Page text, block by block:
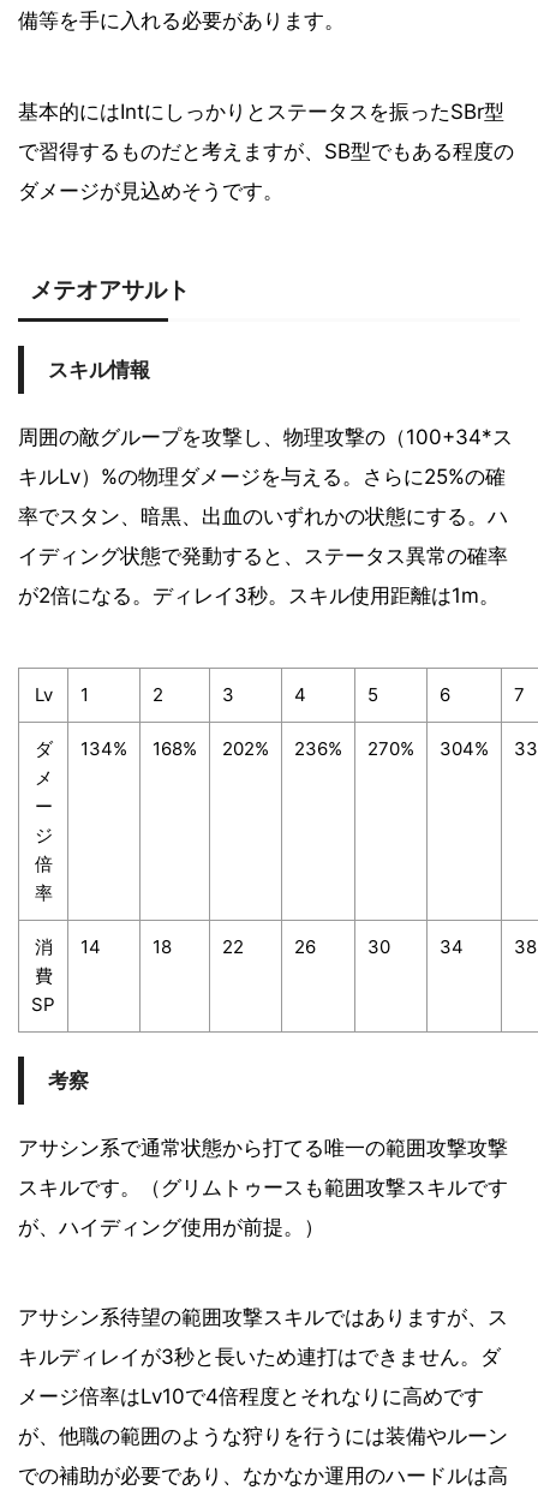
備等を手に入れる必要があります。
基本的にはIntにしっかりとステータスを振ったSBr型
で習得するものだと考えますが、SB型でもある程度の
ダメージが見込めそうです。
メテオアサルト
スキル情報
周囲の敵グループを攻撃し、物理攻撃の（100+34*ス
キルLv）%の物理ダメージを与える。さらに25%の確
率でスタン、暗黒、出血のいずれかの状態にする。ハ
イディング状態で発動すると、ステータス異常の確率
が2倍になる。ディレイ3秒。スキル使用距離は1m。
Lv 1 2 3 4 5 6 7
ダ
メ
ー
ジ
倍
率
134% 168% 202% 236% 270% 304%
消
費
SP
14 18 22 26 30 34 38
考察
アサシン系で通常状態から打てる唯一の範囲攻撃攻撃
スキルです。（グリムトゥースも範囲攻撃スキルです
が、ハイディング使用が前提。）
アサシン系待望の範囲攻撃スキルではありますが、ス
キルディレイが3秒と長いため連打はできません。ダ
メージ倍率はLv10で4倍程度とそれなりに高めです
が、他職の範囲のような狩りを行うには装備やルーン
での補助が必要であり、なかなか運用のハードルは高